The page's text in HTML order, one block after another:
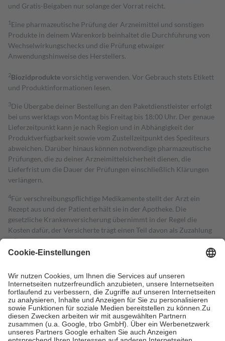
und Gratis-Beigaben nur solange der Vorrat reicht.
1 Eine pharmazeutische Prüfung der Arzneimittel und sonstigen
Produkte in deinem Warenkorb beinhaltet die Durchführung von
Wechselwirkungschecks und die Prüfung etwaiger
Anwendungshinweise des Herstellers.
2Biozidproduktevorsichtig verwenden. Vor Gebrauch stets Etikett
und Produktinformationen lesen.
3Die Übergabe deiner Bestellung an den Paketdienstleister erfolgt
bei uns werktags von Montag bis Freitag bis 18:00 Uhr. Der genaue
Lieferzeitpunkt kann je nach Region und in Abhängigkeit der
Produktverfügbarkeit sowie vom Zustellzeitpunkt des Spediteurs
abweichen. Darüber hinaus können notwendige pharmazeutische
Prüfungen, die zu deiner Arzneimittelsicherheit dienen, die
Lieferfrist um die Dauer der Prüfungen einschließlich Klärungen
verlängern.
4Für verschreibungspflichtige Medikamente stellt der Arzt ein
Rezept aus und der Patient erhält sie in der Apotheke. Die
gesetzliche Krankenversicherung übernimmt in der Regel die
Kosten dafür, der Versicherte trägt einen Teil davon als Zuzahlung
mit.
Grundsätzlich leisten Mitglieder Zuzahlungen in Höhe von zehn
höchstens zehn Euro.
Es sind jedoch nie mehr als die tatsächlichen
Kosten der Leistung zu entrichten.
Diese Regeln gelten grundsätzlich auch für Online-Apotheken.
Bei Heilmitteln und häuslicher Krankenpflege beträgt die
Zuzahlung zehn Prozent der Kosten sowie zehn Euro je
Verordnung.
Um das Engagement der Versicherten für ihre eigene Gesundheit zu